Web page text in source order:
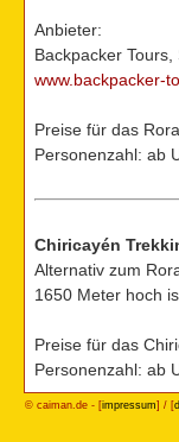
Anbieter:
Backpacker
www.backpacker-
Preise für das
Personenzahl: ab
Chiricayén
Alternativ zum
1650 Meter hoch
Preise für das
Personenzahl: ab
© caiman.de - [impressum] / [